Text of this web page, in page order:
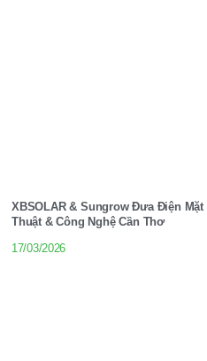
XBSOLAR & Sungrow Đưa Điện
Thuật & Công Nghệ Cần Thơ
17/03/2026